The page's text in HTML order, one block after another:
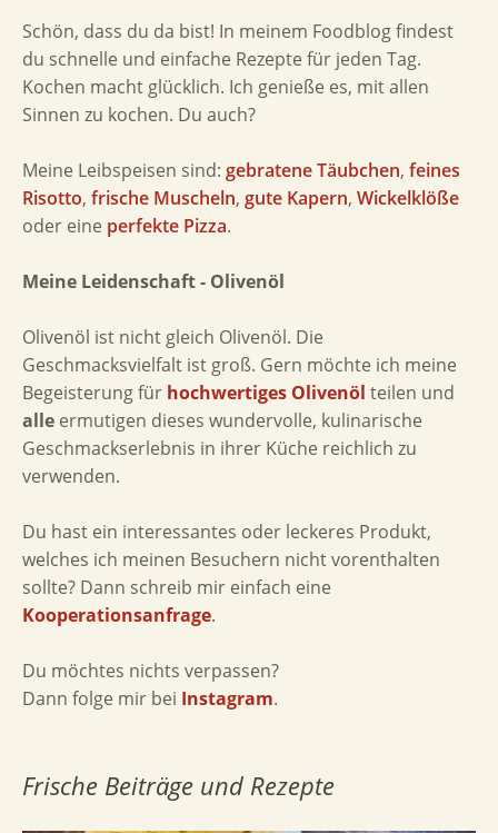
Schön, dass du da bist! In meinem Foodblog findest
du schnelle und einfache Rezepte für jeden Tag.
Kochen macht glücklich. Ich genieße es, mit allen
Sinnen zu kochen. Du auch?
Meine Leibspeisen sind: gebratene Täubchen, feines
Risotto, frische Muscheln, gute Kapern, Wickelklöße
oder eine perfekte Pizza.
Meine Leidenschaft - Olivenöl
Olivenöl ist nicht gleich Olivenöl. Die
Geschmacksvielfalt ist groß. Gern möchte ich meine
Begeisterung für hochwertiges Olivenöl teilen und
alle ermutigen dieses wundervolle, kulinarische
Geschmackserlebnis in ihrer Küche reichlich zu
verwenden.
Du hast ein interessantes oder leckeres Produkt,
welches ich meinen Besuchern nicht vorenthalten
sollte? Dann schreib mir einfach eine
Kooperationsanfrage.
Du möchtes nichts verpassen?
Dann folge mir bei Instagram.
Frische Beiträge und Rezepte